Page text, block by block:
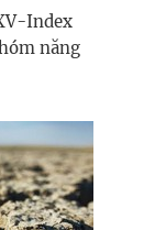
Index
năng